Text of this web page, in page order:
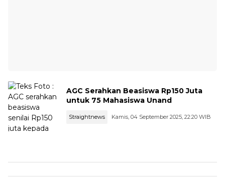
AGC Serahkan Beasiswa Rp150 Juta
untuk 75 Mahasiswa Unand
Straightnews Kamis, 04 September 2025, 22:20 WIB